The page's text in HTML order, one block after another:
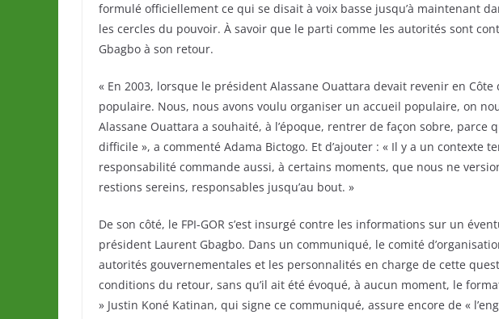
formulé officiellement ce qui se disait à voix basse jusqu’à maintenant
les cercles du pouvoir. À savoir que le parti comme les autorités sont
Gbagbo à son retour.
« En 2003, lorsque le président Alassane Ouattara devait revenir en Côte
populaire. Nous, nous avons voulu organiser un accueil populaire, on
Alassane Ouattara a souhaité, à l’époque, rentrer de façon sobre, parce
difficile », a commenté Adama Bictogo. Et d’ajouter : « Il y a un contexte
responsabilité commande aussi, à certains moments, que nous ne
restions sereins, responsables jusqu’au bout. »
De son côté, le FPI-GOR s’est insurgé contre les informations sur un
président Laurent Gbagbo. Dans un communiqué, le comité
autorités gouvernementales et les personnalités en charge de cette
conditions du retour, sans qu’il ait été évoqué, à aucun moment, le
» Justin Koné Katinan, qui signe ce communiqué, assure encore de «